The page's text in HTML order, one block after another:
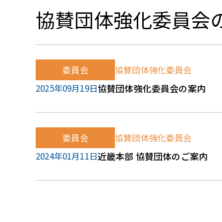
協賛団体強化委員会
委員会
協賛団体強化委員会
2025年09月19日協賛団体強化委員会の案内
委員会
協賛団体強化委員会
2024年01月11日近畿本部 協賛団体のご案内